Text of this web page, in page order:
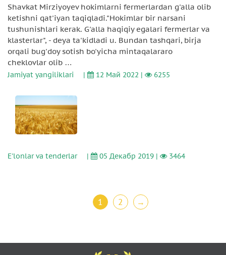
Shavkat Mirziyoyev hokimlarni fermerlardan g'alla olib
ketishni qat'iyan taqiqladi."Hokimlar bir narsani
tushunishlari kerak. G'alla haqiqiy egalari fermerlar va
klasterlar", - deya ta'kidladi u. Bundan tashqari, birja
orqali bug'doy sotish bo'yicha mintaqalararo
cheklovlar olib …
Jamiyat yangiliklari | 12 Май 2022 | 6255
E'lonlar va tenderlar | 05 Декабр 2019 | 3464
1 2 →